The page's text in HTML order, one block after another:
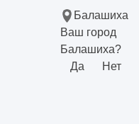
Балашиха
Ваш город
Балашиха?
Да
Нет